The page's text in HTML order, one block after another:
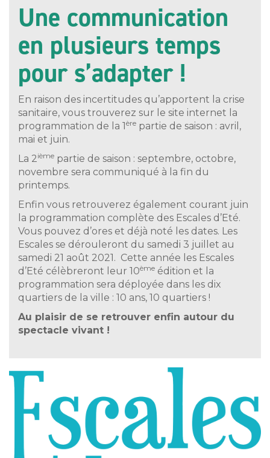
Une communication
en plusieurs temps
pour s’adapter !
En raison des incertitudes qu’apportent la crise
sanitaire, vous trouverez sur le site internet la
programmation de la 1ère partie de saison : avril,
mai et juin.
La 2ième partie de saison : septembre, octobre,
novembre sera communiqué à la fin du
printemps.
Enfin vous retrouverez également courant juin
la programmation complète des Escales d’Eté.
Vous pouvez d’ores et déjà noté les dates. Les
Escales se dérouleront du samedi 3 juillet au
samedi 21 août 2021. Cette année les Escales
d’Eté célèbreront leur 10ème édition et la
programmation sera déployée dans les dix
quartiers de la ville : 10 ans, 10 quartiers !
Au plaisir de se retrouver enfin autour du
spectacle vivant !